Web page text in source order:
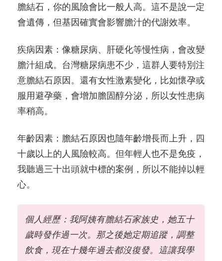
膽結石，你的風險會比一般人高。這不是說一定
會遺傳，但基因確實會影響膽汁的代謝效率。
疾病因素：像糖尿病、肝硬化等慢性病，會改變
膽汁組成。台灣糖尿病患不少，這群人要特別注
意膽結石原因。還有女性激素變化，比如懷孕或
服用避孕藥，會增加膽固醇分泌，所以女性患病
率稍高。
年齡因素：膽結石原因也隨年齡增長而上升，四
十歲以上的人風險較高。但年輕人也不是免疫，
我聽過三十出頭就中標的案例，所以不能掉以輕
心。
個人經歷：我阿姨有膽結石家族史，她五十
歲時發作過一次。那之後她定期追蹤，調整
飲食，現在十幾年過去都沒復發。這讓我學